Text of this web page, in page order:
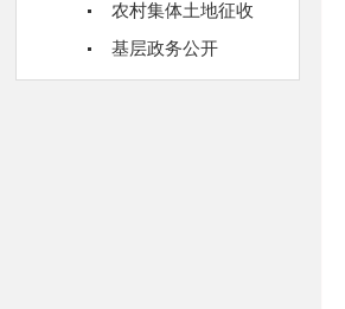
农村集体土地征收
基层政务公开